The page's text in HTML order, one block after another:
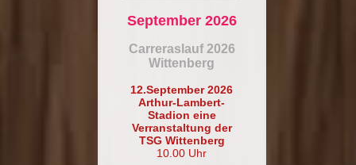
September 2026
Carreraslauf 2026
Wittenberg
12.September 2026
Arthur-Lambert-
Stadion eine
Verranstaltung der
TSG Wittenberg
10.00 Uhr